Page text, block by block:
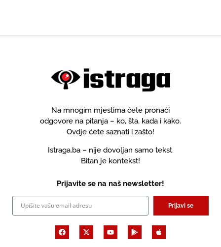
Na mnogim mjestima ćete pronaći
odgovore na pitanja – ko, šta, kada i kako.
Ovdje ćete saznati i zašto!
Istraga.ba – nije dovoljan samo tekst.
Bitan je kontekst!
Prijavite se na naš newsletter!
Prijavi se